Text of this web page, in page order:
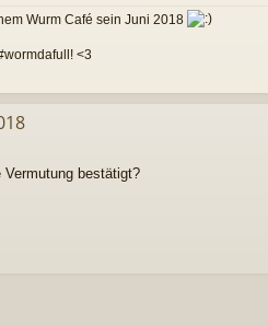
Wurm Café sein Juni 2018
<3
bestätigt?